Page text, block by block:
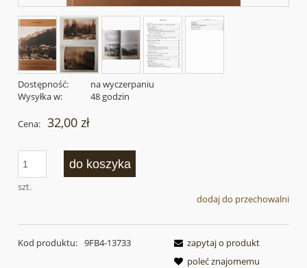
Dostępność:
na wyczerpaniu
Wysyłka w:
48 godzin
Cena: 32,00 zł
szt.
do koszyka
dodaj do przechowalni
Kod produktu: 9FB4-13733
zapytaj o produkt
poleć znajomemu